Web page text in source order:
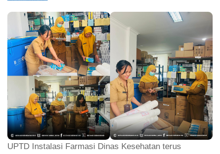
UPTD Instalasi Farmasi Dinas Kesehatan terus